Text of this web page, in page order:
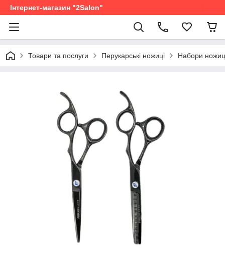
Інтернет-магазин "2Salon"
Товари та послуги Перукарські ножиці Набори